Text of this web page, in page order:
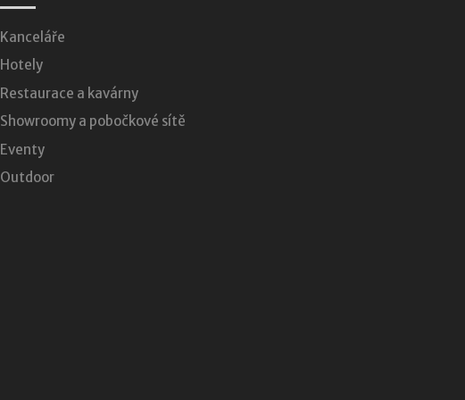
Kanceláře
Hotely
Restaurace a kavárny
Showroomy a pobočkové sítě
Eventy
Outdoor